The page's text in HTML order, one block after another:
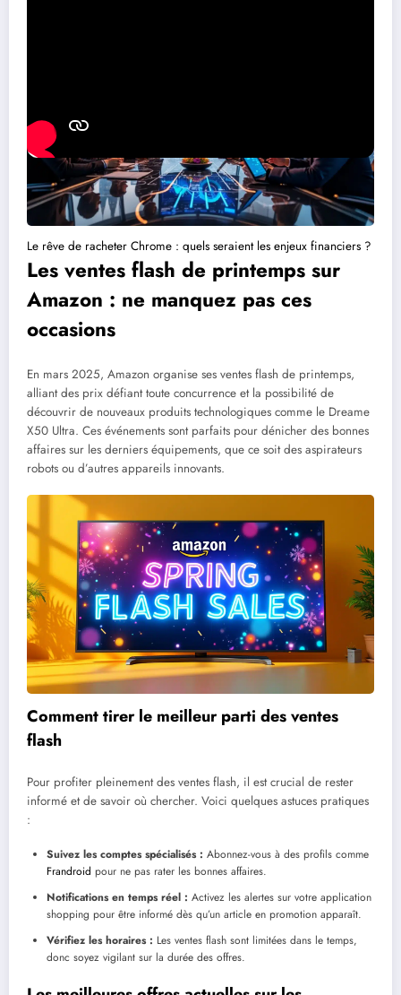
Le rêve de racheter Chrome : quels seraient les enjeux financiers ?
Les ventes flash de printemps sur
Amazon : ne manquez pas ces
occasions
En mars 2025, Amazon organise ses ventes flash de printemps,
alliant des prix défiant toute concurrence et la possibilité de
découvrir de nouveaux produits technologiques comme le Dreame
X50 Ultra. Ces événements sont parfaits pour dénicher des bonnes
affaires sur les derniers équipements, que ce soit des aspirateurs
robots ou d’autres appareils innovants.
Comment tirer le meilleur parti des ventes
flash
Pour profiter pleinement des ventes flash, il est crucial de rester
informé et de savoir où chercher. Voici quelques astuces pratiques
:
Suivez les comptes spécialisés : Abonnez-vous à des profils comme
Frandroid pour ne pas rater les bonnes affaires.
Notifications en temps réel : Activez les alertes sur votre application
shopping pour être informé dès qu’un article en promotion apparaît.
Vérifiez les horaires : Les ventes flash sont limitées dans le temps,
donc soyez vigilant sur la durée des offres.